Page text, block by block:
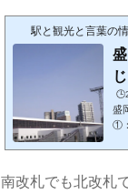
駅と観光と言葉の
盛
①
る
南改札でも北改札